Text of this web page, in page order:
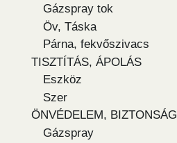
Gázspray tok
Öv, Táska
Párna, fekvőszivacs
TISZTÍTÁS, ÁPOLÁS
Eszköz
Szer
ÖNVÉDELEM, BIZTONSÁG
Gázspray